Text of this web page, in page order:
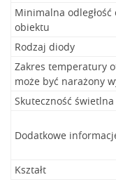
Minimalna
obiektu
Rodzaj diody
Zakres temperatury
może być narażony
Skuteczność
Dodatkowe
Kształt